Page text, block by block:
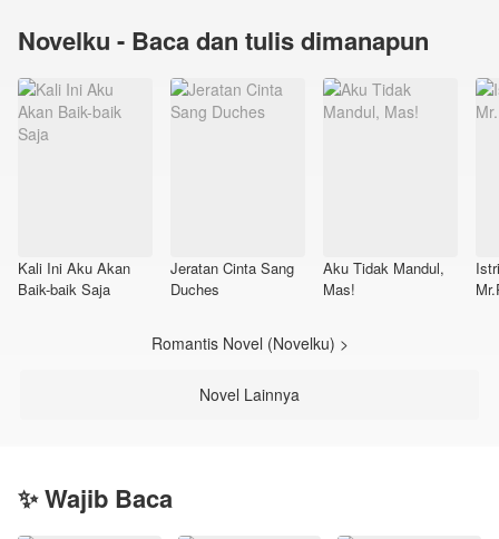
Novelku - Baca dan tulis dimanapun
Kali Ini Aku Akan
Baik-baik Saja
Jeratan Cinta Sang
Duches
Aku Tidak Mandul,
Mas!
Romantis Novel (Novelku) >
Novel Lainnya
✨ Wajib Baca